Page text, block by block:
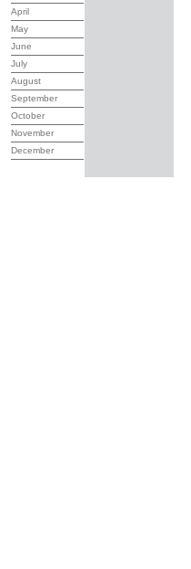
April
May
June
July
August
September
October
November
December